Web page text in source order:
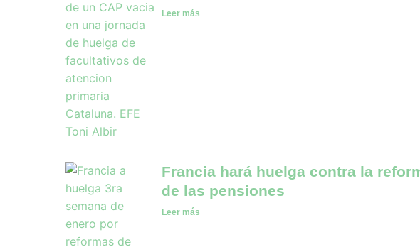
Leer más
Francia hará huelga contra la
de las pensiones
Leer más